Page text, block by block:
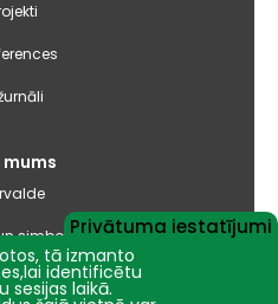
mums
simbolika
pašnovērtējuma ziņojumi
Privātuma iestatījumi
tā izmanto
identificētu
sesijas laikā.